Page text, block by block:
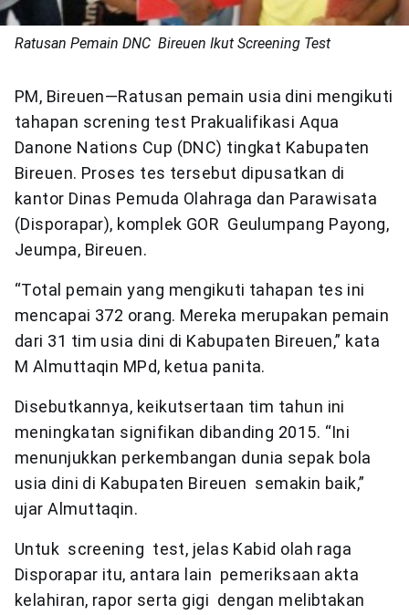
Ratusan Pemain DNC Bireuen Ikut Screening Test
PM, Bireuen—Ratusan pemain usia dini mengikuti
tahapan screning test Prakualifikasi Aqua
Danone Nations Cup (DNC) tingkat Kabupaten
Bireuen. Proses tes tersebut dipusatkan di
kantor Dinas Pemuda Olahraga dan Parawisata
(Disporapar), komplek GOR Geulumpang Payong,
Jeumpa, Bireuen.
“Total pemain yang mengikuti tahapan tes ini
mencapai 372 orang. Mereka merupakan pemain
dari 31 tim usia dini di Kabupaten Bireuen,” kata
M Almuttaqin MPd, ketua panita.
Disebutkannya, keikutsertaan tim tahun ini
meningkatan signifikan dibanding 2015. “Ini
menunjukkan perkembangan dunia sepak bola
usia dini di Kabupaten Bireuen semakin baik,”
ujar Almuttaqin.
Untuk screening test, jelas Kabid olah raga
Disporapar itu, antara lain pemeriksaan akta
kelahiran, rapor serta gigi dengan melibtakan